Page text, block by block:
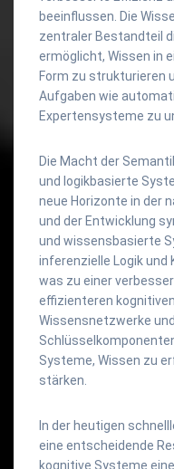
beeinflussen. Die
zentraler Bestandteil
ermöglicht, Wissen in
Form zu strukturieren
Aufgaben wie
Expertensysteme zu
Die Macht der
und logikbasierte
neue Horizonte in der
und der Entwicklung
und wissensbasierte
inferenzielle Logik
was zu einer
effizienteren
Wissensnetzwerke
Systeme, Wissen zu
stärken.
In der heutigen
eine entscheidende
kognitive Systeme